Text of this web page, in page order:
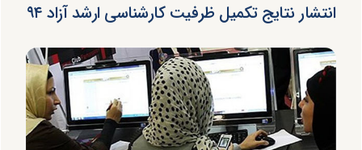
انتشار نتایج تکمیل ظرفیت کارشناسی ارشد آزاد ۹۴